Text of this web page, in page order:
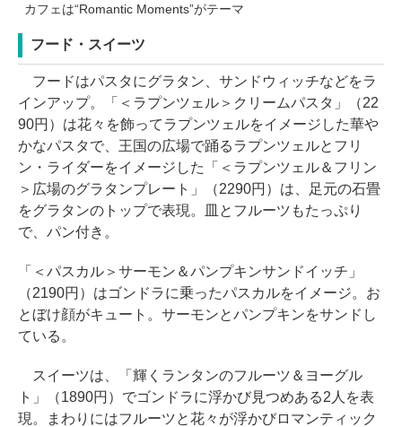
カフェは“Romantic Moments”がテーマ
フード・スイーツ
フードはパスタにグラタン、サンドウィッチなどをラ
インアップ。「＜ラプンツェル＞クリームパスタ」（22
90円）は花々を飾ってラプンツェルをイメージした華や
かなパスタで、王国の広場で踊るラプンツェルとフリ
ン・ライダーをイメージした「＜ラプンツェル＆フリン
＞広場のグラタンプレート」（2290円）は、足元の石畳
をグラタンのトップで表現。皿とフルーツもたっぷり
で、パン付き。
「＜パスカル＞サーモン＆パンプキンサンドイッチ」
（2190円）はゴンドラに乗ったパスカルをイメージ。お
とぼけ顔がキュート。サーモンとパンプキンをサンドし
ている。
スイーツは、「輝くランタンのフルーツ＆ヨーグル
ト」（1890円）でゴンドラに浮かび見つめある2人を表
現。まわりにはフルーツと花々が浮かびロマンティック